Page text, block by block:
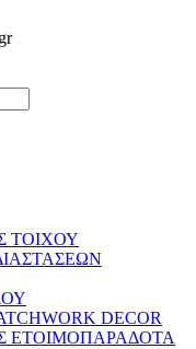
ΤΟΙΧΟΥ
DECOR
ΕΤΟΙΜΟΠΑΡΑΔΟΤΑ